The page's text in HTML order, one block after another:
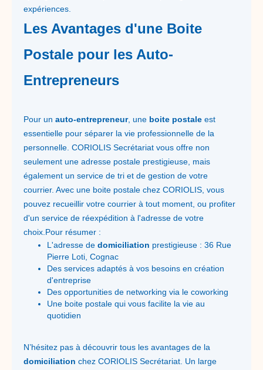
expériences.
Les Avantages d'une Boite
Postale pour les Auto-
Entrepreneurs
Pour un auto-entrepreneur, une boite postale est
essentielle pour séparer la vie professionnelle de la
personnelle. CORIOLIS Secrétariat vous offre non
seulement une adresse postale prestigieuse, mais
également un service de tri et de gestion de votre
courrier. Avec une boite postale chez CORIOLIS, vous
pouvez recueillir votre courrier à tout moment, ou profiter
d'un service de réexpédition à l'adresse de votre
choix.Pour résumer :
L'adresse de domiciliation prestigieuse : 36 Rue
Pierre Loti, Cognac
Des services adaptés à vos besoins en création
d'entreprise
Des opportunities de networking via le coworking
Une boite postale qui vous facilite la vie au
quotidien
N’hésitez pas à découvrir tous les avantages de la
domiciliation chez CORIOLIS Secrétariat. Un large